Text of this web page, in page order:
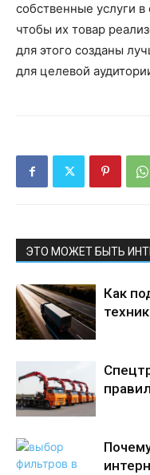
собственные услуги
чтобы их товар
для этого созданы
для целевой
ЭТО МОЖЕТ БЫТЬ
Как